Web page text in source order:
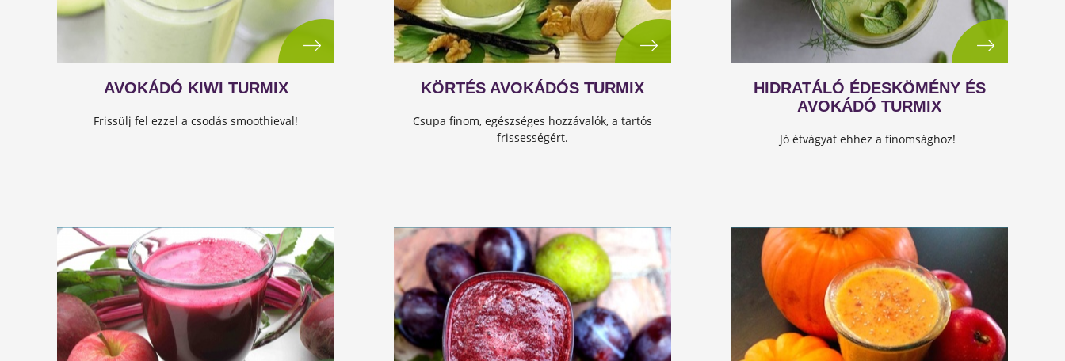
AVOKÁDÓ KIWI TURMIX
Frissülj fel ezzel a csodás smoothieval!
KÖRTÉS AVOKÁDÓS TURMIX
Csupa finom, egészséges hozzávalók, a tartós
frissességért.
HIDRATÁLÓ ÉDESKÖMÉNY ÉS
AVOKÁDÓ TURMIX
Jó étvágyat ehhez a finomsághoz!